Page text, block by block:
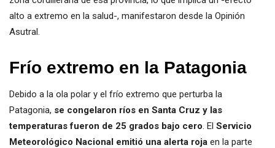
alto a extremo en la salud-, manifestaron desde la Opinión
Asutral.
Frío extremo en la Patagonia
Debido a la ola polar y el frío extremo que perturba la
Patagonia, se congelaron ríos en Santa Cruz y las
temperaturas fueron de 25 grados bajo cero. El Servicio
Meteorológico Nacional emitió una alerta roja en la parte